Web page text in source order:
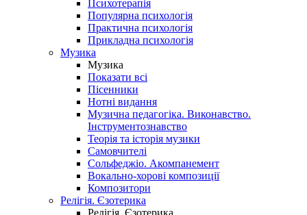
Психотерапія
Популярна психологія
Практична психологія
Прикладна психологія
Музика
Музика
Показати всі
Пісенники
Нотні видання
Музична педагогіка. Виконавство.
Інструментознавство
Теорія та історія музики
Самовчителі
Сольфеджіо. Акомпанемент
Вокально-хорові композиції
Композитори
Релігія. Єзотерика
Релігія. Єзотерика